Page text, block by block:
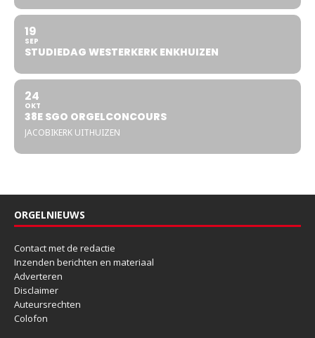
19
SEP
STUDIEDAG WESTERKERK ENKHUIZEN
24
OKT
38E SGO ORGELCONCOURS
JACOBIKERK UITHUIZEN
ORGELNIEUWS
Contact met de redactie
Inzenden berichten en materiaal
Adverteren
Disclaimer
Auteursrechten
Colofon